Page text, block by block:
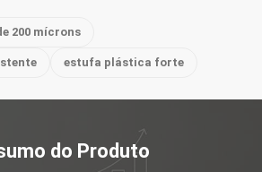
200 mícrons
estufa plástica forte
do Produto